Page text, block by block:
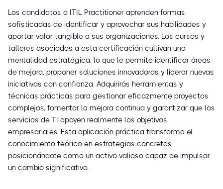
Los candidatos a ITIL Practitioner aprenden formas
sofisticadas de identificar y aprovechar sus habilidades y
aportar valor tangible a sus organizaciones. Los cursos y
talleres asociados a esta certificación cultivan una
mentalidad estratégica, lo que le permite identificar áreas
de mejora, proponer soluciones innovadoras y liderar nuevas
iniciativas con confianza. Adquirirás herramientas y
técnicas prácticas para gestionar eficazmente proyectos
complejos, fomentar la mejora continua y garantizar que los
servicios de TI apoyen realmente los objetivos
empresariales. Esta aplicación práctica transforma el
conocimiento teórico en estrategias concretas,
posicionándote como un activo valioso capaz de impulsar
un cambio significativo.